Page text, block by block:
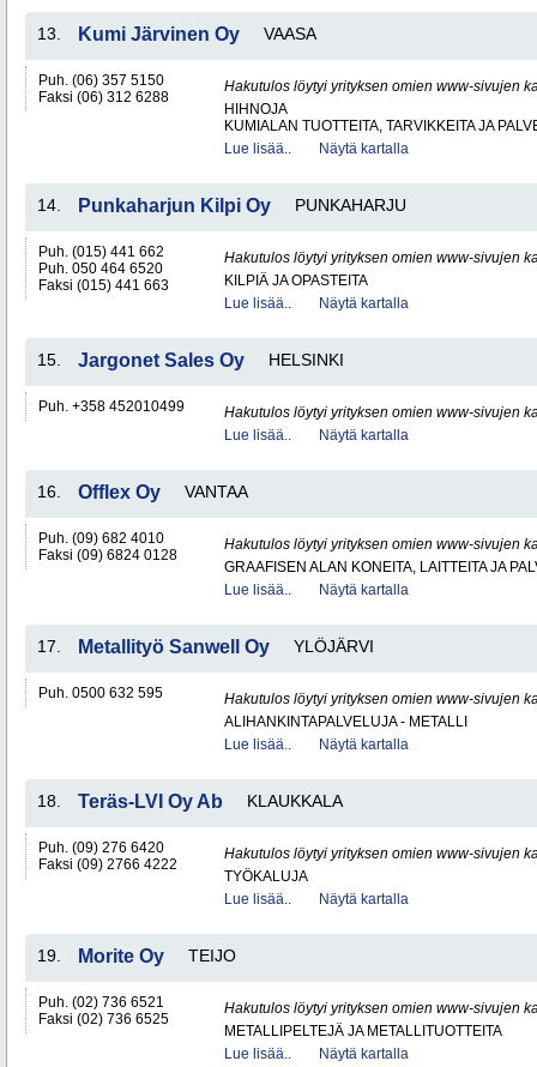
13. Kumi Järvinen Oy VAASA
Puh. (06) 357 5150
Faksi (06) 312 6288
Hakutulos löytyi yrityksen omien www-sivujen
HIHNOJA
KUMIALAN TUOTTEITA, TARVIKKEITA JA
Lue lisää..
Näytä kartalla
14. Punkaharjun Kilpi Oy PUNKAHARJU
Puh. (015) 441 662
Puh. 050 464 6520
Faksi (015) 441 663
Hakutulos löytyi yrityksen omien www-sivujen
KILPIÄ JA OPASTEITA
Lue lisää..
Näytä kartalla
15. Jargonet Sales Oy HELSINKI
Puh. +358 452010499
Hakutulos löytyi yrityksen omien www-sivujen
Lue lisää..
Näytä kartalla
16. Offlex Oy VANTAA
Puh. (09) 682 4010
Faksi (09) 6824 0128
Hakutulos löytyi yrityksen omien www-sivujen
GRAAFISEN ALAN KONEITA, LAITTEITA JA
Lue lisää..
Näytä kartalla
17. Metallityö Sanwell Oy YLÖJÄRVI
Puh. 0500 632 595
Hakutulos löytyi yrityksen omien www-sivujen
ALIHANKINTAPALVELUJA - METALLI
Lue lisää..
Näytä kartalla
18. Teräs-LVI Oy Ab KLAUKKALA
Puh. (09) 276 6420
Faksi (09) 2766 4222
Hakutulos löytyi yrityksen omien www-sivujen
TYÖKALUJA
Lue lisää..
Näytä kartalla
19. Morite Oy TEIJO
Puh. (02) 736 6521
Faksi (02) 736 6525
Hakutulos löytyi yrityksen omien www-sivujen
METALLIPELTEJÄ JA METALLITUOTTEITA
Lue lisää..
Näytä kartalla